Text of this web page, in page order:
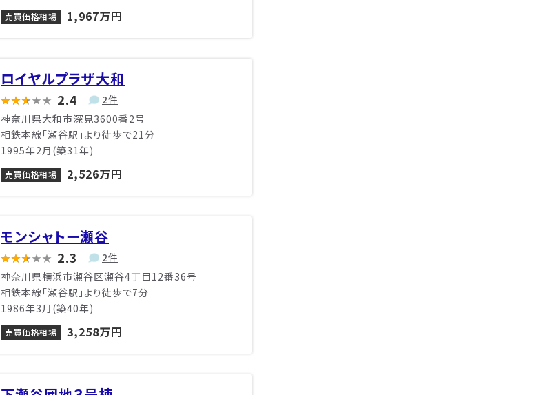
売買価格相場 1,967万円
ロイヤルプラザ大和
2.4
2件
神奈川県大和市深見3600番2号
相鉄本線「瀬谷駅」より徒歩で21分
1995年2月(築31年)
売買価格相場 2,526万円
モンシャトー瀬谷
2.3
2件
神奈川県横浜市瀬谷区瀬谷4丁目12番36号
相鉄本線「瀬谷駅」より徒歩で7分
1986年3月(築40年)
売買価格相場 3,258万円